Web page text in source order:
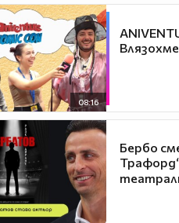
08:16
Бербо